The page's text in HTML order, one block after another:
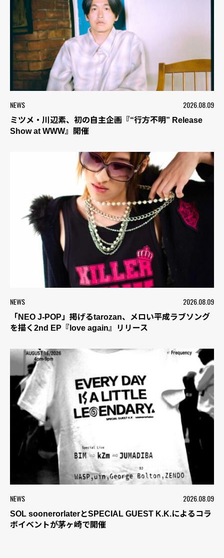
NEWS 2026.08.09
ミツメ・川辺素、初の自主企画『“行方不明” Release
Show at WWW』開催
NEWS 2026.08.09
「NEO J-POP」掲げるtarozan、メロい平成ラブソング
を描く2nd EP『love again』リリース
NEWS 2026.08.09
SOL soonerorlaterとSPECIAL GUEST K.K.によるコラ
ボイベントが茅ヶ崎で開催